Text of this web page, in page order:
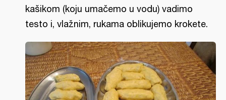
kašikom (koju umačemo u vodu) vadimo
testo i, vlažnim, rukama oblikujemo krokete.